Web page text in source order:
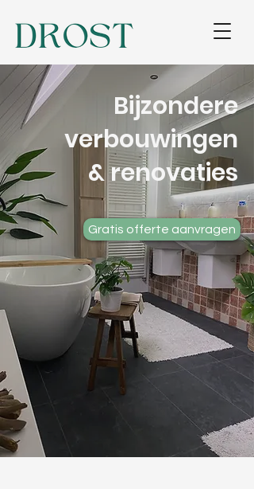
Bijzondere
verbouwingen
& renovaties
Gratis offerte aanvragen